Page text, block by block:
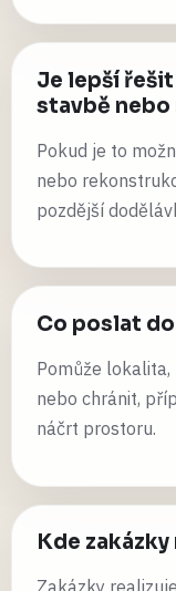
Je lepší
stavbě
Pokud je to
nebo
pozdější
Co poslat
Pomůže
nebo chránit,
náčrt prostoru.
Kde